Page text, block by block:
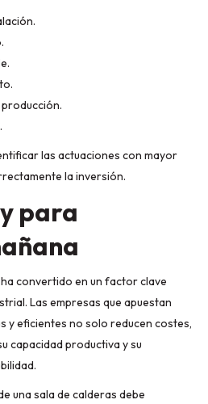
las actuaciones con mayor
la inversión.
para
convertido en un factor clave
Las empresas que apuestan
y eficientes no solo reducen costes,
capacidad productiva y su
una sala de calderas debe